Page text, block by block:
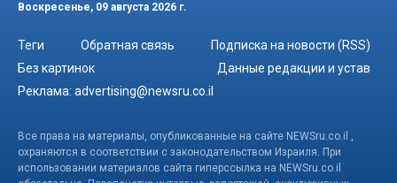
Воскресенье, 09 августа 2026 г.
Теги Обратная связь
Подписка на новости (RSS)
Без картинок
Данные редакции и устав
Реклама: advertising@newsru.co.il
Все права на материалы, опубликованные на сайте NEWSru.co.il ,
охраняются в соответствии с законодательством Израиля. При
использовании материалов сайта гиперссылка на NEWSru.co.il